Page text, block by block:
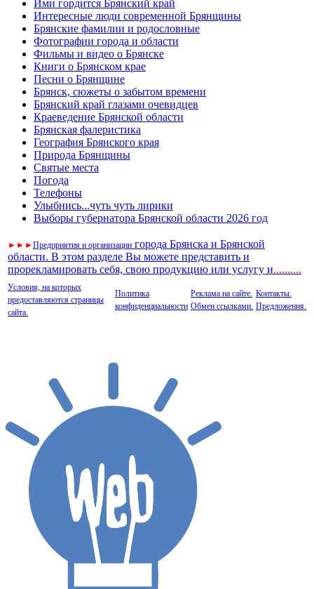
Ими гордится Брянский край
Интересные люди современной Брянщины
Брянские фамилии и родословные
Фотографии города и области
Фильмы и видео о Брянске
Книги о Брянском крае
Песни о Брянщине
Брянск, сюжеты о забытом времени
Брянский край глазами очевидцев
Краеведение Брянской области
Брянская фалеристика
География Брянского края
Природа Брянщины
Святые места
Погода
Телефоны
Улыбнись...чуть чуть лирики
Выборы губернатора Брянской области 2026 год
► ► ►Предприятия и организации города Брянска и Брянской
области. В этом разделе Вы можете представить и
прорекламировать себя, свою продукцию или услугу и..........
Условия, на которых
предоставляются страницы
сайта.
Политика
конфиденциальности
Реклама на сайте.
Обмен ссылками.
Контакты.
Предложения.